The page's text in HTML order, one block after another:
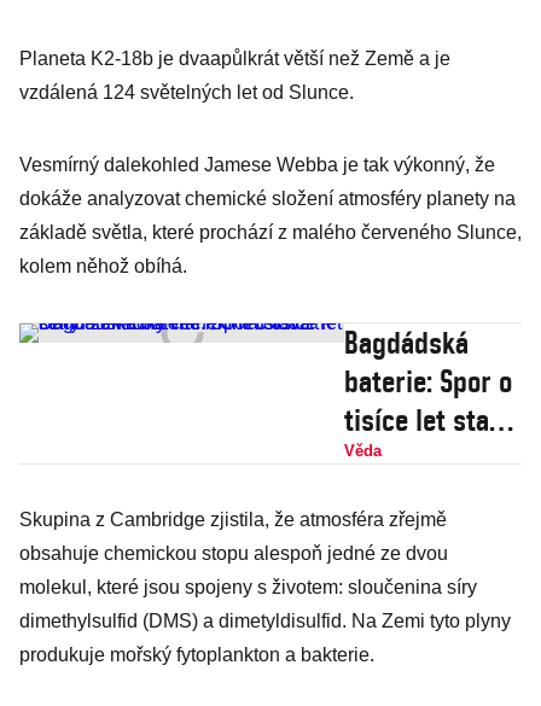
Planeta K2-18b je dvaapůlkrát větší než Země a je
vzdálená 124 světelných let od Slunce.
Vesmírný dalekohled Jamese Webba je tak výkonný, že
dokáže analyzovat chemické složení atmosféry planety na
základě světla, které prochází z malého červeného Slunce,
kolem něhož obíhá.
Bagdádská
baterie: Spor o
tisíce let starý
elektrický
neustává. K
čemu záhadná
věc mohla
sloužit?
Věda
Skupina z Cambridge zjistila, že atmosféra zřejmě
obsahuje chemickou stopu alespoň jedné ze dvou
molekul, které jsou spojeny s životem: sloučenina síry
dimethylsulfid (DMS) a dimetyldisulfid. Na Zemi tyto plyny
produkuje mořský fytoplankton a bakterie.